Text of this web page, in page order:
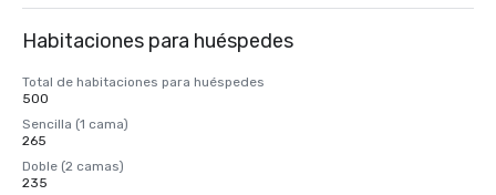
Habitaciones para huéspedes
Total de habitaciones para huéspedes
500
Sencilla (1 cama)
265
Doble (2 camas)
235